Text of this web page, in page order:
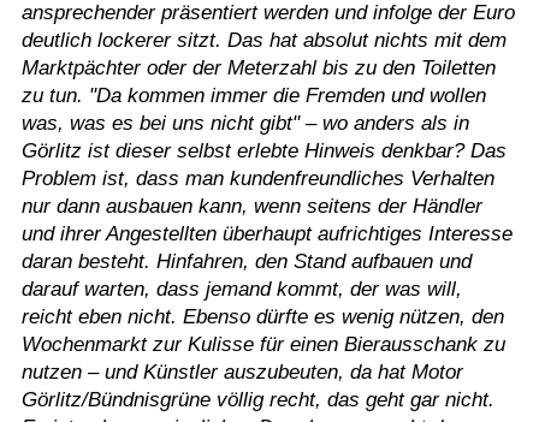
ansprechender präsentiert werden und infolge der Euro
deutlich lockerer sitzt. Das hat absolut nichts mit dem
Marktpächter oder der Meterzahl bis zu den Toiletten
zu tun. "Da kommen immer die Fremden und wollen
was, was es bei uns nicht gibt" – wo anders als in
Görlitz ist dieser selbst erlebte Hinweis denkbar? Das
Problem ist, dass man kundenfreundliches Verhalten
nur dann ausbauen kann, wenn seitens der Händler
und ihrer Angestellten überhaupt aufrichtiges Interesse
daran besteht. Hinfahren, den Stand aufbauen und
darauf warten, dass jemand kommt, der was will,
reicht eben nicht. Ebenso dürfte es wenig nützen, den
Wochenmarkt zur Kulisse für einen Bierausschank zu
nutzen – und Künstler auszubeuten, da hat Motor
Görlitz/Bündnisgrüne völlig recht, das geht gar nicht.